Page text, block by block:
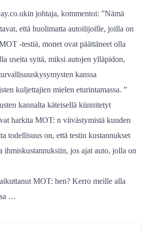
johtaja, kommentoi: ”Nämä
että huolimatta autoilijoille, joilla on
-testiä, monet ovat päättäneet olla
useita syitä, miksi autojen ylläpidon,
kanssa
kuljettajien mielen eturintamassa. ”
kannalta käteisellä kiinnitetyt
harkita MOT: n viivästymistä kuuden
todellisuus on, että testin kustannukset
ihmiskustannuksiin, jos ajat auto, jolla on
MOT: hen? Kerro meille alla
…